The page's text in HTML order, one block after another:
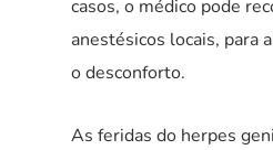
casos, o médico pode
anestésicos locais, para
o desconforto.
As feridas do herpes